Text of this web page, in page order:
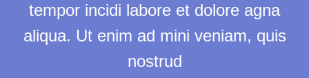
tempor incidi labore et dolore agna
aliqua. Ut enim ad mini veniam, quis
nostrud